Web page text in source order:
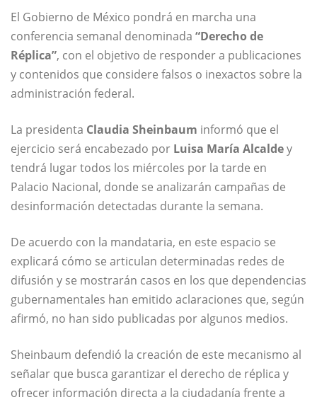
El Gobierno de México pondrá en marcha una
conferencia semanal denominada “Derecho de
Réplica”, con el objetivo de responder a publicaciones
y contenidos que considere falsos o inexactos sobre la
administración federal.
La presidenta Claudia Sheinbaum informó que el
ejercicio será encabezado por Luisa María Alcaldey
tendrá lugar todos los miércoles por la tarde en
Palacio Nacional, donde se analizarán campañas de
desinformación detectadas durante la semana.
De acuerdo con la mandataria, en este espacio se
explicará cómo se articulan determinadas redes de
difusión y se mostrarán casos en los que dependencias
gubernamentales han emitido aclaraciones que, según
afirmó, no han sido publicadas por algunos medios.
Sheinbaum defendió la creación de este mecanismo al
señalar que busca garantizar el derecho de réplica y
ofrecer información directa a la ciudadanía frente a